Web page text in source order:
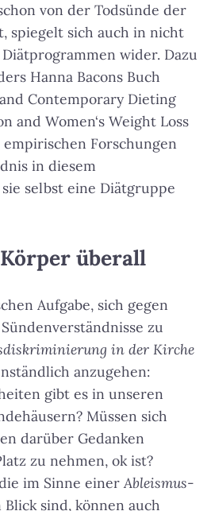
von der Todsünde der
spiegelt sich auch in nicht
wider. Dazu
Hanna Bacons Buch
Contemporary Dieting
and Women‘s Weight Loss
empirischen Forschungen
in diesem
selbst eine Diätgruppe
überall
Aufgabe, sich gegen
zu
in der Kirche
anzugehen:
gibt es in unseren
Müssen sich
darüber Gedanken
zu nehmen, ok ist?
im Sinne einerAbleismus-
sind, können auch